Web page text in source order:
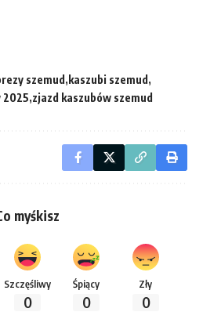
szemud kaszubi szemud
2025 zjazd kaszubów szemud
myśkisz
Szczęśliwy
0
Śpiący
0
Zły
0